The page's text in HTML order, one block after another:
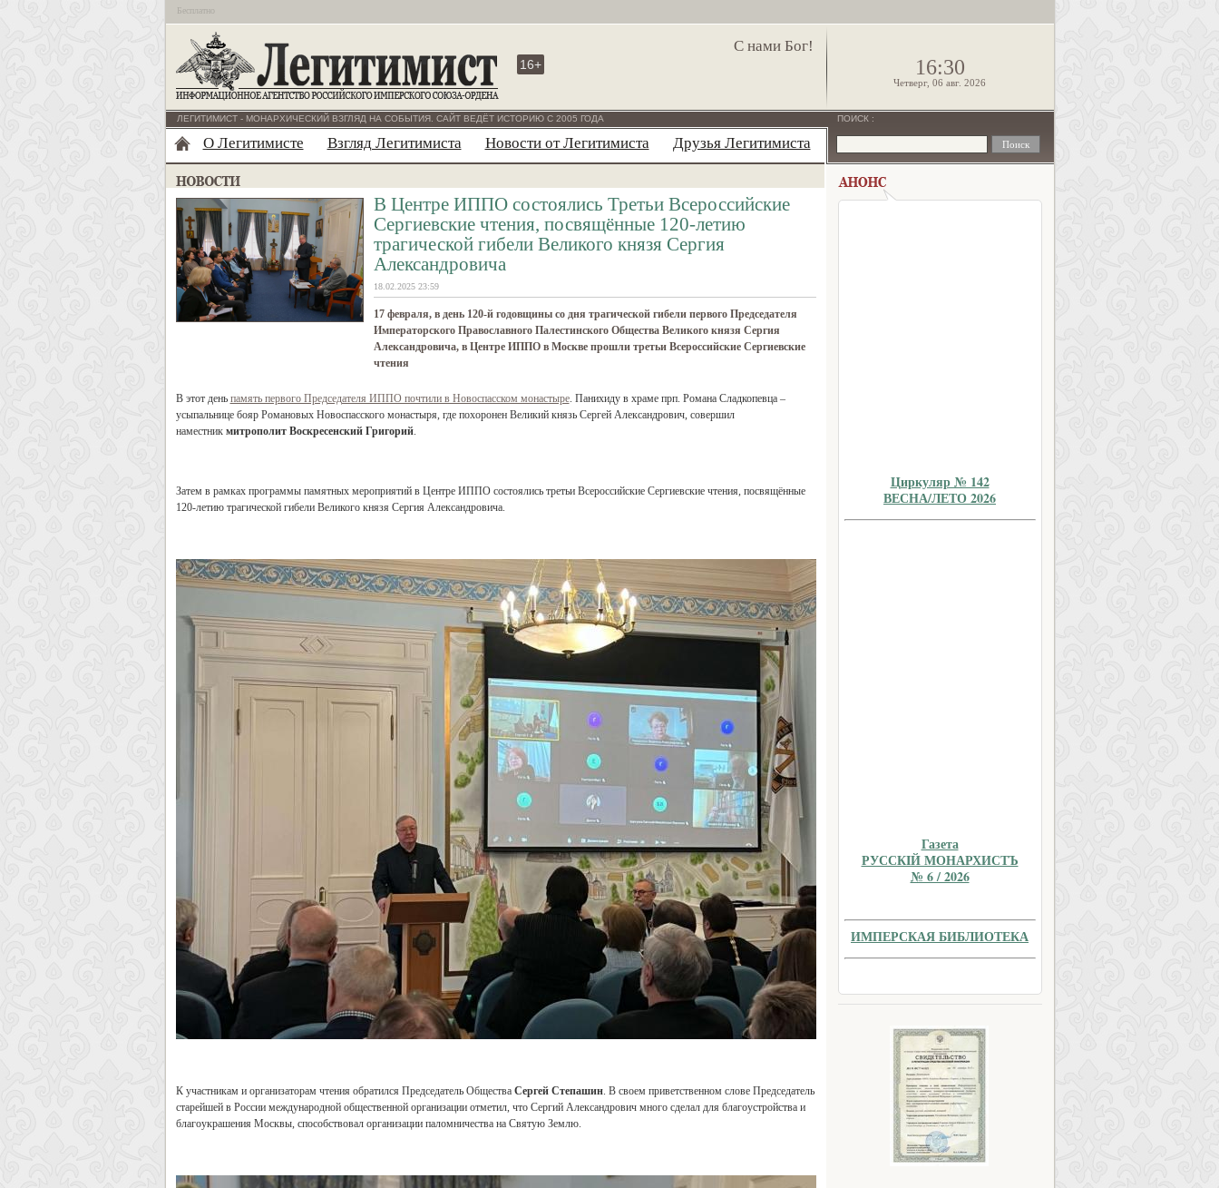
Бесплатно
С нами Бог!
16+ 16:30
Четверг, 06 авг. 2026
ЛЕГИТИМИСТ - МОНАРХИЧЕСКИЙ ВЗГЛЯД НА СОБЫТИЯ. САЙТ ВЕДЁТ ИСТОРИЮ С 2005 ГОДА
О Легитимисте Взгляд Легитимиста Новости от Легитимиста Друзья Легитимиста
В Центре ИППО состоялись Третьи Всероссийские
Сергиевские чтения, посвящённые 120-летию
трагической гибели Великого князя Сергия
Александровича
18.02.2025 23:59
17 февраля, в день 120-й годовщины со дня трагической гибели первого Председателя
Императорского Православного Палестинского Общества Великого князя Сергия
Александровича, в Центре ИППО в Москве прошли третьи Всероссийские Сергиевские
чтения
В этот день память первого Председателя ИППО почтили в Новоспасском монастыре. Панихиду в храме прп. Романа Сладкопевца –
усыпальнице бояр Романовых Новоспасского монастыря, где похоронен Великий князь Сергей Александрович, совершил
наместникмитрополит Воскресенский Григорий.
Затем в рамках программы памятных мероприятий в Центре ИППО состоялись третьи Всероссийские Сергиевские чтения, посвящённые
120-летию трагической гибели Великого князя Сергия Александровича.
К участникам и организаторам чтения обратился Председатель Общества Сергей Степашин. В своем приветственном слове Председатель
старейшей в России международной общественной организации отметил, что Сергий Александрович много сделал для благоустройства и
благоукрашения Москвы, способствовал организации паломничества на Святую Землю.
ПОИСК :
Циркуляр № 142
ВЕСНА/ЛЕТО 2026
Газета
РУССКIЙ МОНАРХИСТЪ
№ 6 / 2026
ИМПЕРСКАЯ БИБЛИОТЕКА
Свидетельство